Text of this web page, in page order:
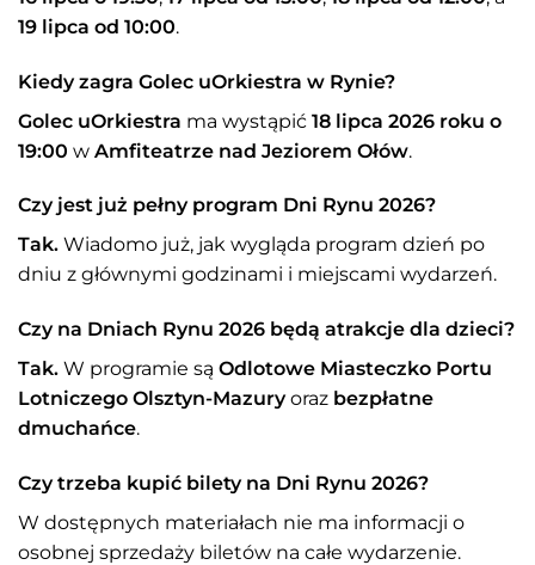
19 lipca od 10:00.
Kiedy zagra Golec uOrkiestra w Rynie?
Golec uOrkiestra ma wystąpić 18 lipca 2026 roku o
19:00 w Amfiteatrze nad Jeziorem Ołów.
Czy jest już pełny program Dni Rynu 2026?
Tak. Wiadomo już, jak wygląda program dzień po
dniu z głównymi godzinami i miejscami wydarzeń.
Czy na Dniach Rynu 2026 będą atrakcje dla dzieci?
Tak. W programie są Odlotowe Miasteczko Portu
Lotniczego Olsztyn-Mazuryoraz bezpłatne
dmuchańce.
Czy trzeba kupić bilety na Dni Rynu 2026?
W dostępnych materiałach nie ma informacji o
osobnej sprzedaży biletów na całe wydarzenie.